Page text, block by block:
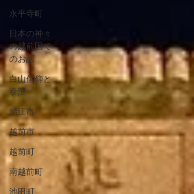
永平寺町
日本の神々
の越前国で
のお話
白山信仰と
泰澄
鯖江市
越前市
越前町
南越前町
池田町